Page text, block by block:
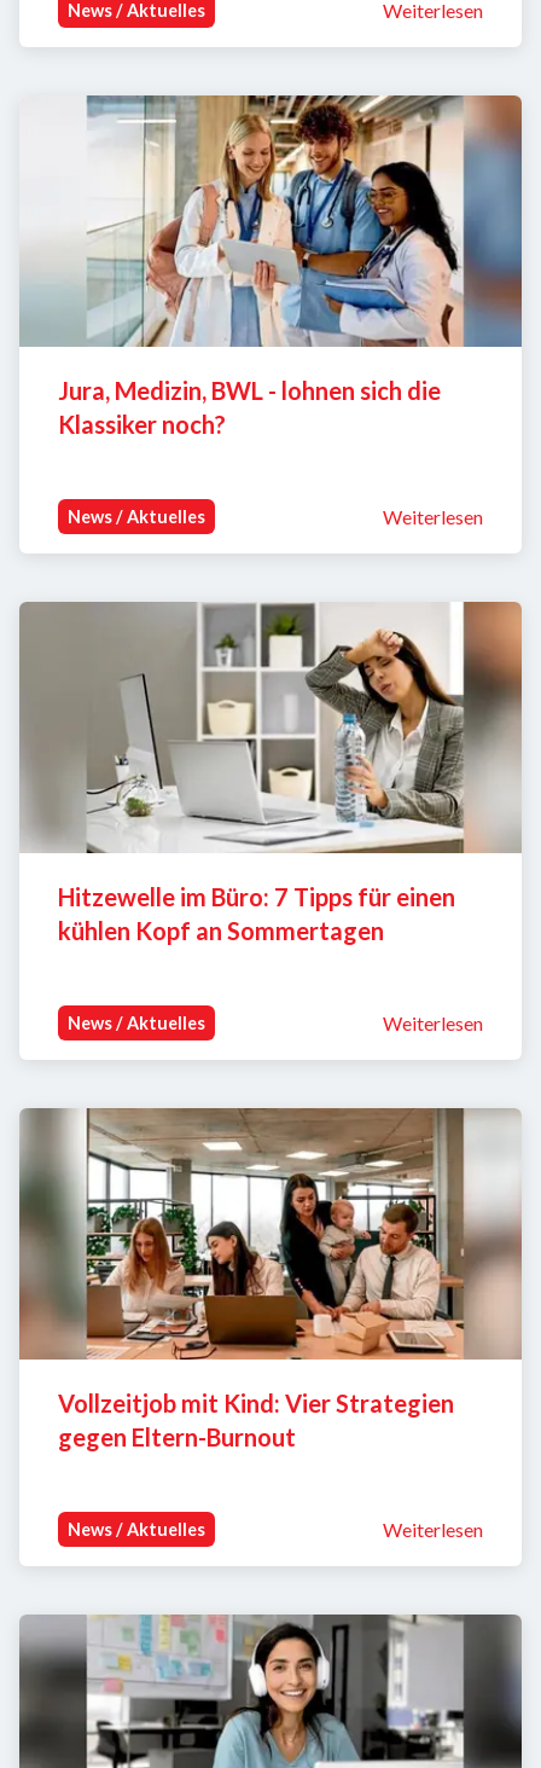
News / Aktuelles Weiterlesen
Jura, Medizin, BWL - lohnen sich die
Klassiker noch?
News / Aktuelles Weiterlesen
Hitzewelle im Büro: 7 Tipps für einen
kühlen Kopf an Sommertagen
News / Aktuelles Weiterlesen
Vollzeitjob mit Kind: Vier Strategien
gegen Eltern-Burnout
News / Aktuelles Weiterlesen